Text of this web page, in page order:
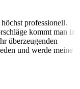
professionell.
kommt man in
überzeugenden
und werde meine